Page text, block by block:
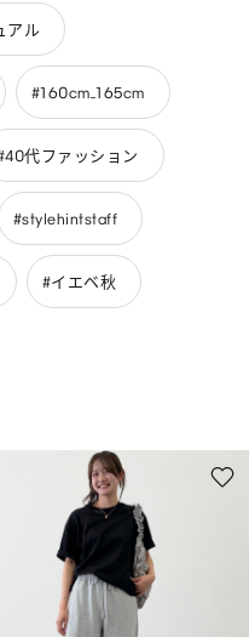
アル
#160cm_165cm
代ファッション
#stylehintstaff
#イエベ秋